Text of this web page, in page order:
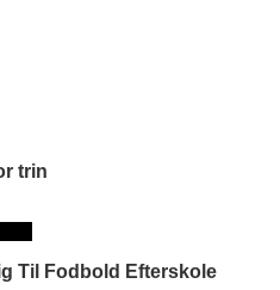
trin
Til Fodbold Efterskole